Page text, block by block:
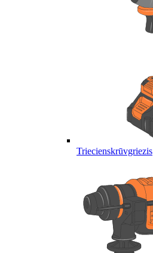
Triecienskrūvgriezis